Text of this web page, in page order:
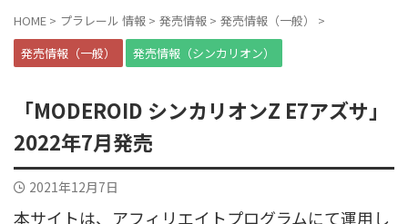
タグで探す！
JR九州
JR北海道 JR四国 JR東日本
MODEROID OTシリーズ（おしゃべりトーマス）
HOME > プラレール 情報 > 発売情報 > 発売情報（一般）
>
発売情報（一般）
発売情報（シンカリオン）
「MODEROID シンカリオンZ E7アズサ」
2022年7月発売
2021年12月7日
本サイトは、アフィリエイトプログラムにて運用し